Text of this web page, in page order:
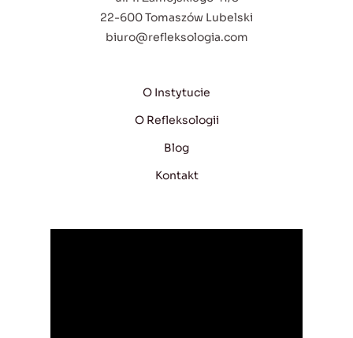
22-600 Tomaszów Lubelski
biuro@refleksologia.com
O Instytucie
O Refleksologii
Blog
Kontakt